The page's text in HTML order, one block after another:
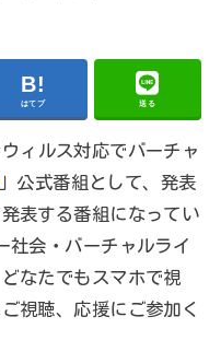
はてブ 送る
ィルス対応でバーチャ
公式番組として、発表
表する番組になってい
社会・バーチャルライ
なたでもスマホで視
視聴、応援にご参加く